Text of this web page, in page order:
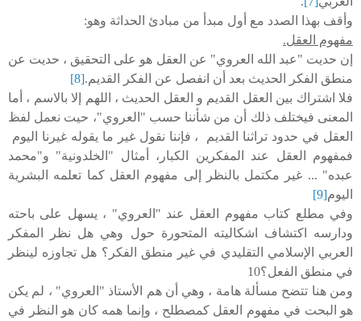
وأقف بهذا الصدد مع أول مبدأ من مبادئ الحداثة وهو:
مفهوم العقل.
إن حديت "عبد الله العروي" عن العقل هو على التحقيق ، حديت عن
منطق الفكر الحديث بعد أن انفصل عن الفكر القديم.[8]
فلا اشتراك بين العقل القديم و العقل الحديث ، اللهم إلا بالاسم ، أما
المعنى فيختلف ذلك أن من شأننا حسب "العروي"، حيت نعمل لفظ
العقل في حدود تراثنا القديم ، فإننا نقول غير ما يقوله غيرنا اليوم
فمفهوم العقل عند المفكرين الكبار، أمثال "الخلدونية" و"محمد
عبده" ... غير مكتمل بالنظر إلى مفهوم العقل كما تعلمه البشرية
اليوم[9]
وفي مطلع كتاب مفهوم العقل عند "العروي" ، يسهل على باحته
ودارسه اكتشاف اشكاليته المتحورة حول وهي هل نظر المفكر
العربي الإسلامي التقليدي في غير منطق الفكر؟ هل تجاوزه لينظر
في منطق الفعل؟10
ومن هنا تتضح مسألة هامة ، وهي أن هم الأستاذ "العروي" ، لم يكن
هو البحت في مفهوم العقل كمصطلح ، وإنما همه كان هو النظر في